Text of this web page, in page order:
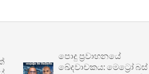
පොදු ප්‍රවාහනයේ
ඛේදවාචකය: මෙට්‍රෝ බස්